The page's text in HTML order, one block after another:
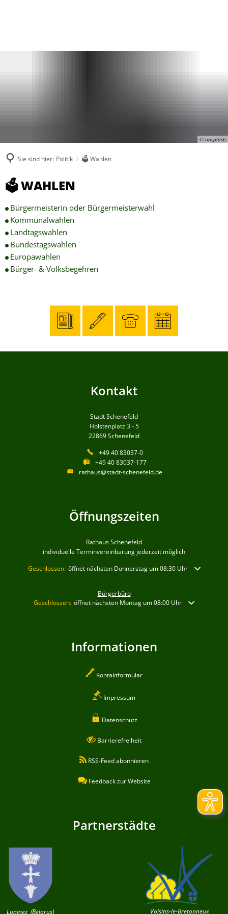
© unsplash
Sie sind hier: Politik 🗳 Wahlen
🗳
Wahlen
🗳 WAHLEN
Bürgermeisterin oder Bürgermeisterwahl
Kommunalwahlen
Landtagswahlen
Bundestagswahlen
Europawahlen
Bürger- & Volksbegehren
Kontakt
Stadt Schenefeld
Holstenplatz 3 - 5
22869Schenefeld
+49 40 83037-0
+49 40 83037-177
rathaus@stadt-schenefeld.de
Öffnungszeiten
Rathaus Schenefeld
individuelle Terminvereinbarung jederzeit möglich
Klicken, um weitere Öffnungs- oder Schließzeiten auszublenden
Geschlossen: öffnet nächsten Donnerstag um 08:30 Uhr
Bürgerbüro
Klicken, um weitere Öffnungs- oder Schließzeiten auszublenden
Geschlossen: öffnet nächsten Montag um 08:00 Uhr
Informationen
Kontaktformular
Impressum
Datenschutz
Barrierefreiheit
RSS-Feed abonnieren
Feedback zur Website
Partnerstädte
Luninez (Belarus) Voisins-le-Bretonneux